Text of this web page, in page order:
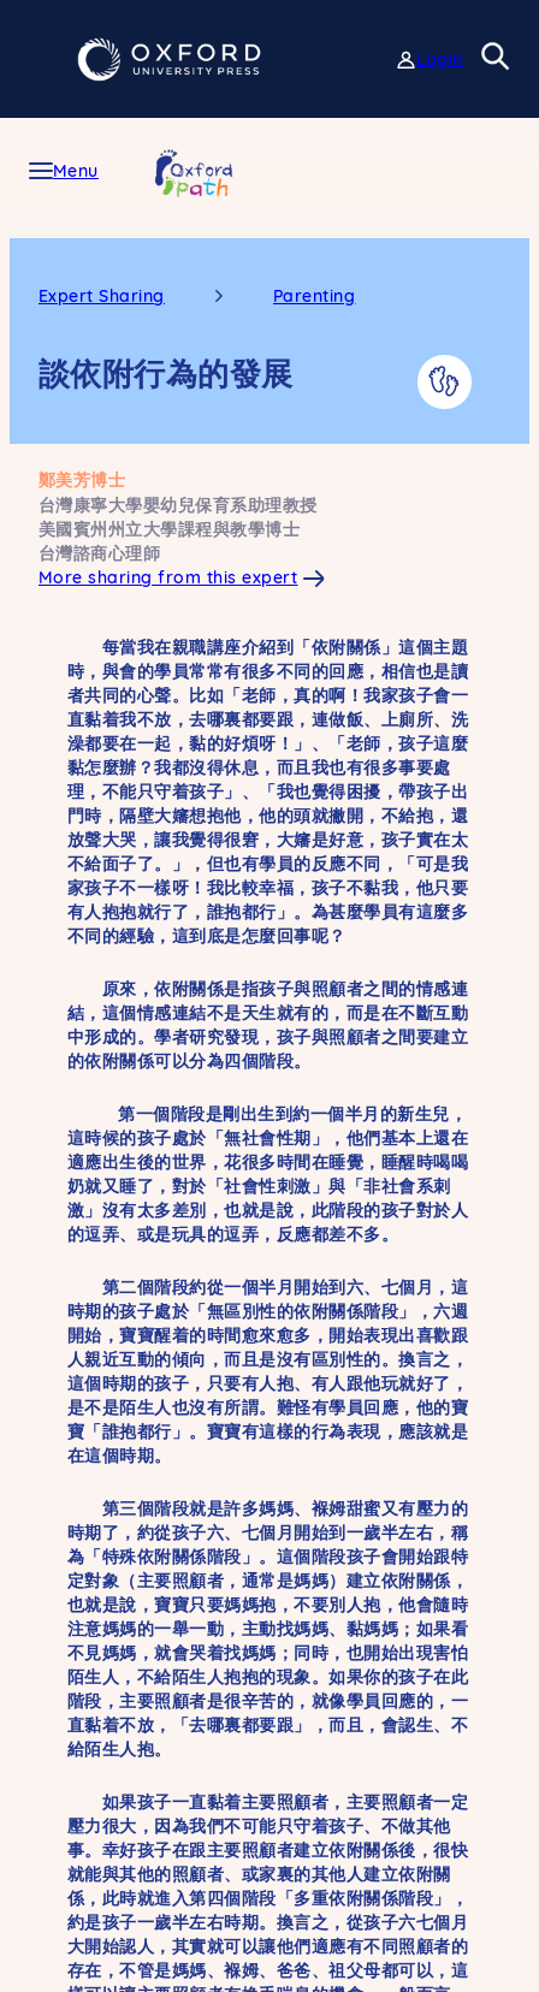
Login
Menu
Expert Sharing Parenting
談依附行為的發展
鄭美芳博士
台灣康寧大學嬰幼兒保育系助理教授
美國賓州州立大學課程與教學博士
台灣諮商心理師
More sharing from this expert
每當我在親職講座介紹到「依附關係」這個主題
時，與會的學員常常有很多不同的回應，相信也是讀
者共同的心聲。比如「老師，真的啊！我家孩子會一
直黏着我不放，去哪裏都要跟，連做飯、上廁所、洗
澡都要在一起，黏的好煩呀！」、「老師，孩子這麼
黏怎麼辦？我都沒得休息，而且我也有很多事要處
理，不能只守着孩子」、「我也覺得困擾，帶孩子出
門時，隔壁大嬸想抱他，他的頭就撇開，不給抱，還
放聲大哭，讓我覺得很窘，大嬸是好意，孩子實在太
不給面子了。」，但也有學員的反應不同，「可是我
家孩子不一樣呀！我比較幸福，孩子不黏我，他只要
有人抱抱就行了，誰抱都行」。為甚麼學員有這麼多
不同的經驗，這到底是怎麼回事呢？
原來，依附關係是指孩子與照顧者之間的情感連
結，這個情感連結不是天生就有的，而是在不斷互動
中形成的。學者研究發現，孩子與照顧者之間要建立
的依附關係可以分為四個階段。
第一個階段是剛出生到約一個半月的新生兒，
這時候的孩子處於「無社會性期」，他們基本上還在
適應出生後的世界，花很多時間在睡覺，睡醒時喝喝
奶就又睡了，對於「社會性刺激」與「非社會系刺
激」沒有太多差別，也就是說，此階段的孩子對於人
的逗弄、或是玩具的逗弄，反應都差不多。
第二個階段約從一個半月開始到六、七個月，這
時期的孩子處於「無區別性的依附關係階段」，六週
開始，寶寶醒着的時間愈來愈多，開始表現出喜歡跟
人親近互動的傾向，而且是沒有區別性的。換言之，
這個時期的孩子，只要有人抱、有人跟他玩就好了，
是不是陌生人也沒有所謂。難怪有學員回應，他的寶
寶「誰抱都行」。寶寶有這樣的行為表現，應該就是
在這個時期。
第三個階段就是許多媽媽、褓姆甜蜜又有壓力的
時期了，約從孩子六、七個月開始到一歲半左右，稱
為「特殊依附關係階段」。這個階段孩子會開始跟特
定對象（主要照顧者，通常是媽媽）建立依附關係，
也就是說，寶寶只要媽媽抱，不要別人抱，他會隨時
注意媽媽的一舉一動，主動找媽媽、黏媽媽；如果看
不見媽媽，就會哭着找媽媽；同時，也開始出現害怕
陌生人，不給陌生人抱抱的現象。如果你的孩子在此
階段，主要照顧者是很辛苦的，就像學員回應的，一
直黏着不放，「去哪裏都要跟」，而且，會認生、不
給陌生人抱。
如果孩子一直黏着主要照顧者，主要照顧者一定
壓力很大，因為我們不可能只守着孩子、不做其他
事。幸好孩子在跟主要照顧者建立依附關係後，很快
就能與其他的照顧者、或家裏的其他人建立依附關
係，此時就進入第四個階段「多重依附關係階段」，
約是孩子一歲半左右時期。換言之，從孩子六七個月
大開始認人，其實就可以讓他們適應有不同照顧者的
存在，不管是媽媽、褓姆、爸爸、祖父母都可以，這